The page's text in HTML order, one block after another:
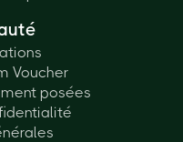
Voucher
posées